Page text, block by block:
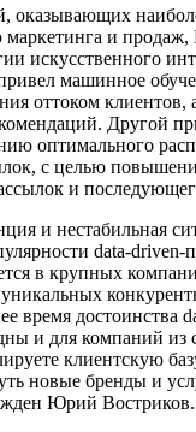
оказывающих
и
искусственного
машинное
оттоком клиентов,
Другой
оптимального
с целью
и
и нестабильная
data-
в крупных
время достоинства
и для компаний из
клиентскую
новые бренды и
Юрий Востриков.